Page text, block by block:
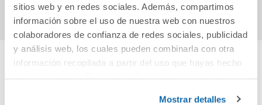
sitios web y en redes sociales. Además, compartimos
información sobre el uso de nuestra web con nuestros
colaboradores de confianza de redes sociales, publicidad
y análisis web, los cuales pueden combinarla con otra
información recopilada a partir del uso que hayas hecho
Mostrar detalles
Cuéntanos tu opinión